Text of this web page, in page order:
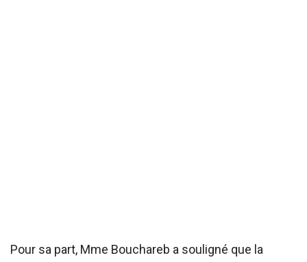
Pour sa part, Mme Bouchareb a souligné que la